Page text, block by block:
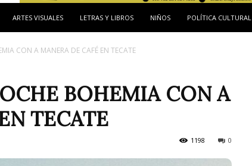
ARTES VISUALES LETRAS Y LIBROS NIÑOS POLÍTICA CULTURAL
CON A MANERA DE CAFÉ EN TECATE
BOHEMIA CON A
TECATE
0
1198